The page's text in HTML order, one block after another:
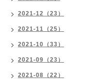
2021-12（23）
2021-11（25）
2021-10（33）
2021-09（23）
2021-08（22）